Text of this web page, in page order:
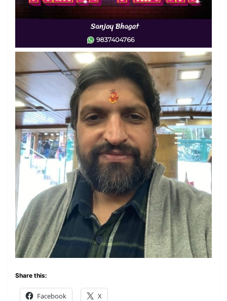
Share this:
Facebook X